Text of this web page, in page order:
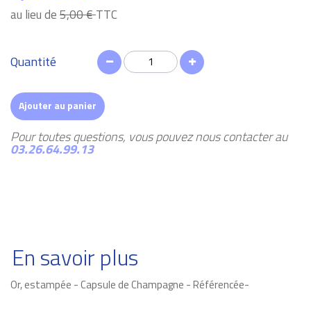
au lieu de5,00 €TTC
Quantité
Ajouter au panier
Pour toutes questions, vous pouvez nous contacter au
03.26.64.99.13
En savoir plus
Or, estampée - Capsule de Champagne - Référencée-